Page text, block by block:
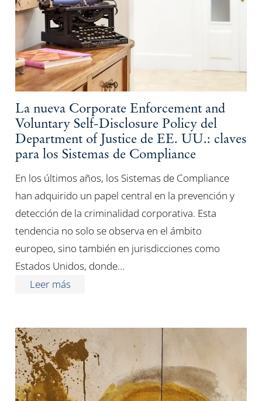
La nueva Corporate Enforcement and
Voluntary Self-Disclosure Policy del
Department of Justice de EE. UU.: claves
para los Sistemas de Compliance
En los últimos años, los Sistemas de Compliance
han adquirido un papel central en la prevención y
detección de la criminalidad corporativa. Esta
tendencia no solo se observa en el ámbito
europeo, sino también en jurisdicciones como
Estados Unidos, donde…
Leer más